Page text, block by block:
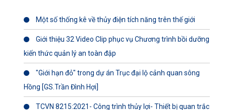
Một số thống kê về thủy điện tích năng trên thế giới
Giới thiệu 32 Video Clip phục vụ Chương trình bồi dưỡng
kiến thức quản lý an toàn đập
"Giới hạn đỏ" trong dự án Trục đại lộ cảnh quan sông
Hồng [GS.Trần Đình Hợi]
TCVN 8215:2021- Công trình thủy lợi- Thiết bị quan trắc